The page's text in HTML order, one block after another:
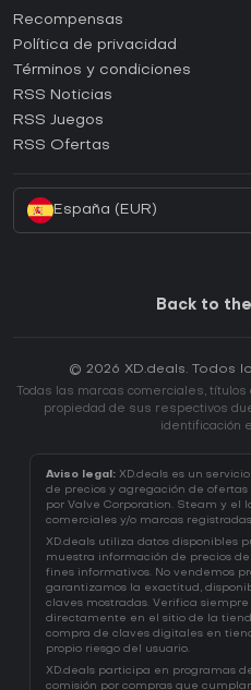
¿Cómo activar una CD Key de
¿Cómo activar una CD Key de
¿Cómo activar una CD Key de
¿Cómo activar una CD Key de
Recompensas
Política de privacidad
Términos y condiciones
RSS Noticias
RSS Juegos
RSS Ofertas
España (EUR)
Back to
© 2026 XD.deals. Todos
Todas las marcas comerciales,
propiedad de sus respectivos
identificación
Aviso legal: XD.deals es un
de precios y agregación de
por Valve Corporation. Steam y el
comerciales y/o marcas
XD.deals utiliza datos disponibles
muestra información de precios
fines informativos. No vendemos
garantizamos la exactitud,
claves mostradas. Verifica
directamente en el sitio de la
compra de claves digitales en
propio riesgo del usuario.
XD.deals participa en programas
comisión por compras que